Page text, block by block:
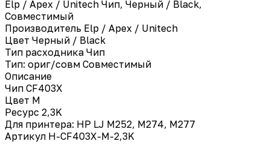
Elp / Apex / Unitech Чип, Черный / Black,
Совместимый
Производитель Elp / Apex / Unitech
Цвет Черный / Black
Тип расходника Чип
Тип: ориг/совм Совместимый
Описание
Чип CF403X
Цвет M
Ресурс 2,3K
Для принтера: HP LJ M252, M274, M277
Артикул H-CF403X-M-2,3K